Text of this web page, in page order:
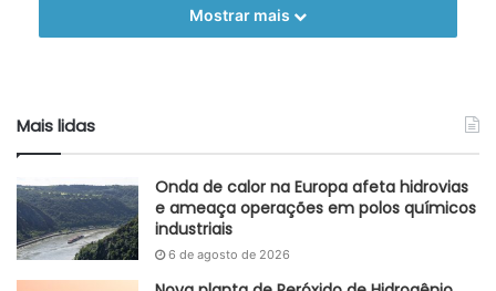
cenário produtivo da Europa, onde, além da desaceleração
da demanda, a região tem enfrentado desafios com a
do Oriente Médio, os quais tem afetado o escoamento de
insumos pelo Mar Vermelho, incluindo a distribuição de
produtos químicos.
Adaptado GlobalKem | 09 de setembro de 2024
Fonte Destatis
Mostrar mais
Mais lidas
Onda de calor na Europa afeta hidrovias
e ameaça operações em polos químicos
industriais
6 de agosto de 2026